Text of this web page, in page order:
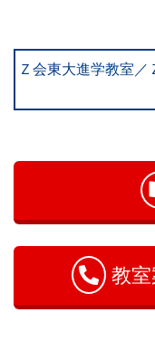
Ｚ会東大進学教室
教